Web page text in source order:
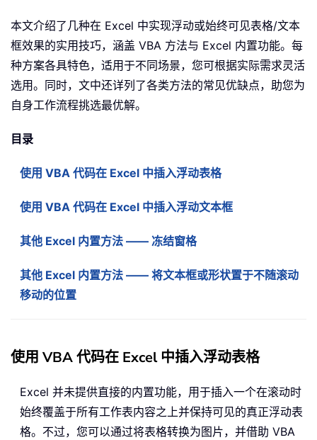
本文介绍了几种在 Excel 中实现浮动或始终可见表格/文本
框效果的实用技巧，涵盖 VBA 方法与 Excel 内置功能。每
种方案各具特色，适用于不同场景，您可根据实际需求灵活
选用。同时，文中还详列了各类方法的常见优缺点，助您为
自身工作流程挑选最优解。
目录
使用 VBA 代码在 Excel 中插入浮动表格
使用 VBA 代码在 Excel 中插入浮动文本框
其他 Excel 内置方法 —— 冻结窗格
其他 Excel 内置方法 —— 将文本框或形状置于不随滚动
移动的位置
使用 VBA 代码在 Excel 中插入浮动表格
Excel 并未提供直接的内置功能，用于插入一个在滚动时
始终覆盖于所有工作表内容之上并保持可见的真正浮动表
格。不过，您可以通过将表格转换为图片，并借助 VBA